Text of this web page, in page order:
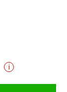
i